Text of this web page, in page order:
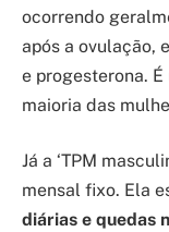
ocorrendo
após a ovulação,
e progesterona.
maioria das
Já a ‘TPM
mensal fixo. Ela
diárias e quedas